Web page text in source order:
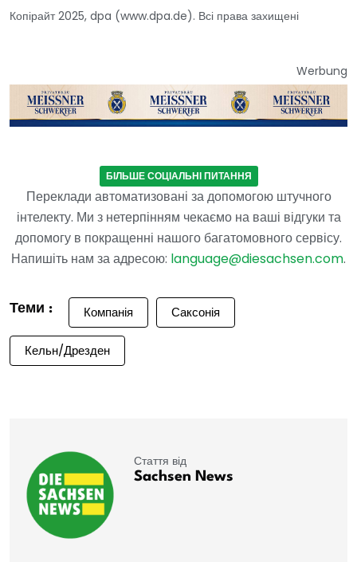
Копірайт 2025, dpa (www.dpa.de). Всі права захищені
Werbung
БІЛЬШЕ СОЦІАЛЬНІ ПИТАННЯ
Переклади автоматизовані за допомогою штучного
інтелекту. Ми з нетерпінням чекаємо на ваші відгуки та
допомогу в покращенні нашого багатомовного сервісу.
Напишіть нам за адресою: language@diesachsen.com.
Теми : Компанія Саксонія
Кельн/Дрезден
Стаття від
Sachsen News